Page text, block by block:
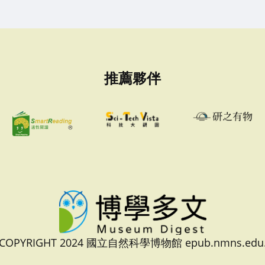
推薦夥伴
2024 國立自然科學博物館